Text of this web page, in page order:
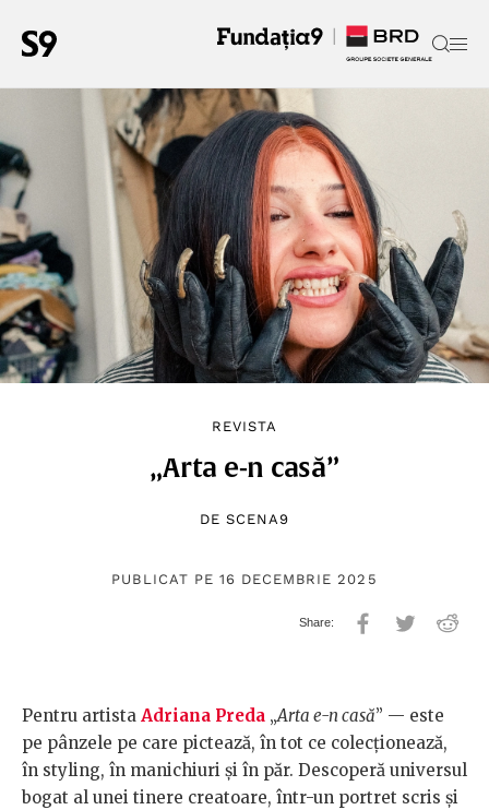
REVISTA
„Arta e-n casă”
DE SCENA9
PUBLICAT PE 16 DECEMBRIE 2025
Pentru artista Adriana Preda „Arta e-n casă” — este
pe pânzele pe care pictează, în tot ce colecționează,
în styling, în manichiuri și în păr. Descoperă universul
bogat al unei tinere creatoare, într-un portret scris și